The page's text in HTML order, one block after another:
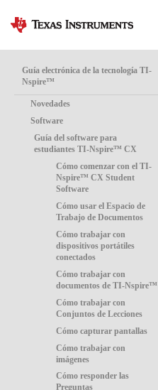
Guía electrónica de la tecnología TI-
Nspire™
Novedades
Software
Guía del software para
estudiantes TI-Nspire™ CX
Cómo comenzar con el TI-
Nspire™ CX Student
Software
Cómo usar el Espacio de
Trabajo de Documentos
Cómo trabajar con
dispositivos portátiles
conectados
Cómo trabajar con
documentos de TI-Nspire™
Cómo trabajar con
Conjuntos de Lecciones
Cómo capturar pantallas
Cómo trabajar con
imágenes
Cómo responder las
Preguntas